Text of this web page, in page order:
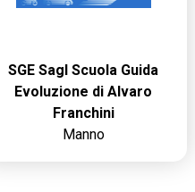
SGE Sagl Scuola Guida
Evoluzione di Alvaro
Franchini
Manno